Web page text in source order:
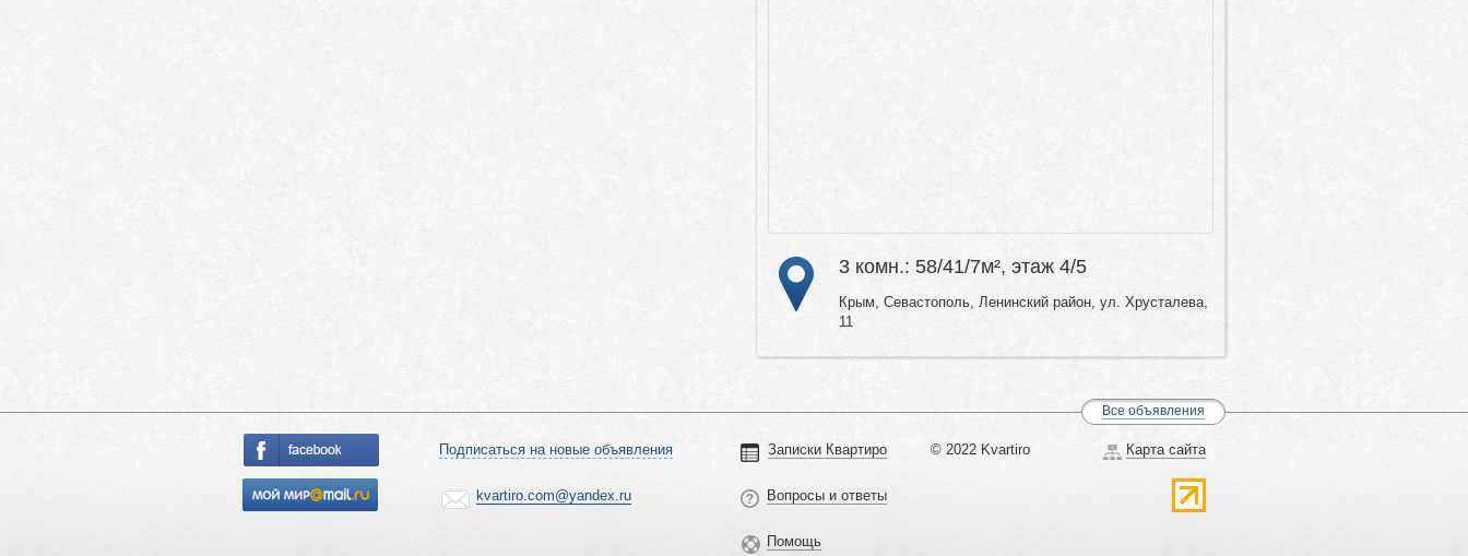
3 комн.: 58/41/7м², этаж 4/5
Крым, Севастополь, Ленинский район, ул. Хрусталева,
11
Все объявления
Подписаться на новые объявления
kvartiro.com@yandex.ru
Записки Квартиро
Вопросы и ответы
Помощь
© 2022 Kvartiro Карта сайта